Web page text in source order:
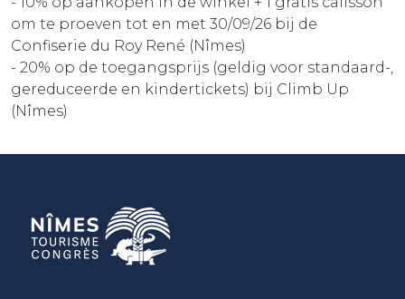
om te proeven tot en met 30/09/26 bij de
Confiserie du Roy René (Nîmes)
- 20% op de toegangsprijs (geldig voor standaard-,
gereduceerde en kindertickets) bij Climb Up
(Nîmes)